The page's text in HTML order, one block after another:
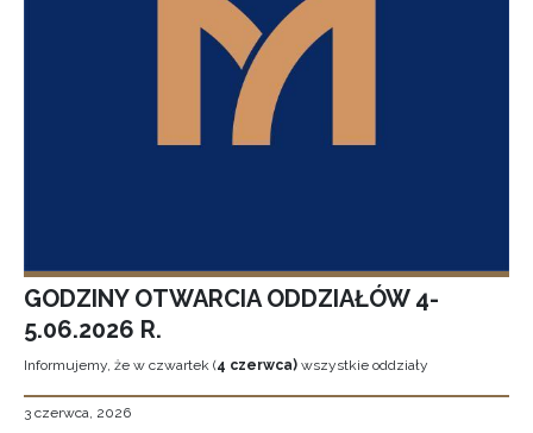
GODZINY OTWARCIA ODDZIAŁÓW 4-
5.06.2026 R.
Informujemy, że w czwartek (4 czerwca) wszystkie oddziały
3 czerwca, 2026